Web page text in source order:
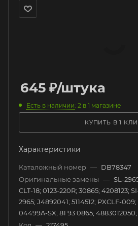
645 ₽/штука
Есть в наличии: 2 в 1 магазине
КУПИТЬ В 1
Характеристики
Каталожный номер — DB78347
Оригинальные замены — SL-
CLT-18; 0123-220R; 30865; 4208123;
2965; J4892041; 5114512; PXCLF-
04499A-SX; 81 93 0865;